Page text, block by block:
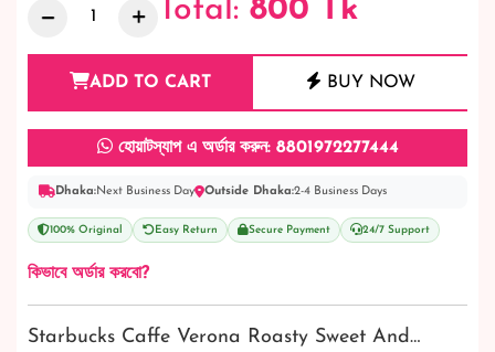
Total: 800 Tk
ADD TO CART BUY NOW
হোয়াটস্যাপ এ অর্ডার করুন: 8801972277444
Dhaka:Next Business Day Outside Dhaka:2-4 Business Days
100% Original Easy Return Secure Payment 24/7 Support
কিভাবে অর্ডার করবো?
Starbucks Caffe Verona Roasty Sweet And…